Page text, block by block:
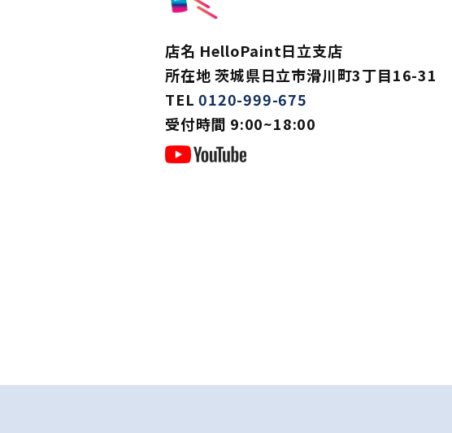
店名 HelloPaint日立支店
所在地 茨城県日立市滑川町3丁目16-31
TEL0120-999-675
受付時間 9:00~18:00